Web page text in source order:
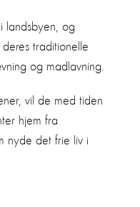
landsbyen, og
traditionelle
og madlavning.
vil de med tiden
hjem fra
nyde det frie liv i